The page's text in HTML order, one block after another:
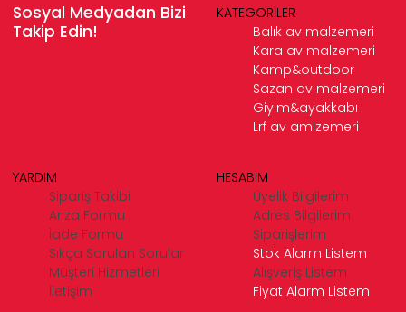
Sosyal Medyadan Bizi
Takip Edin!
KATEGORİLER
Balık av malzemeri
Kara av malzemeri
Kamp&outdoor
Sazan av malzemeri
Giyim&ayakkabı
Lrf av amlzemeri
YARDIM
Sipariş Takibi
Arıza Formu
İade Formu
Sıkça Sorulan Sorular
Müşteri Hizmetleri
İletişim
HESABIM
Üyelik Bilgilerim
Adres Bilgilerim
Siparişlerim
Stok Alarm Listem
Alışveriş Listem
Fiyat Alarm Listem